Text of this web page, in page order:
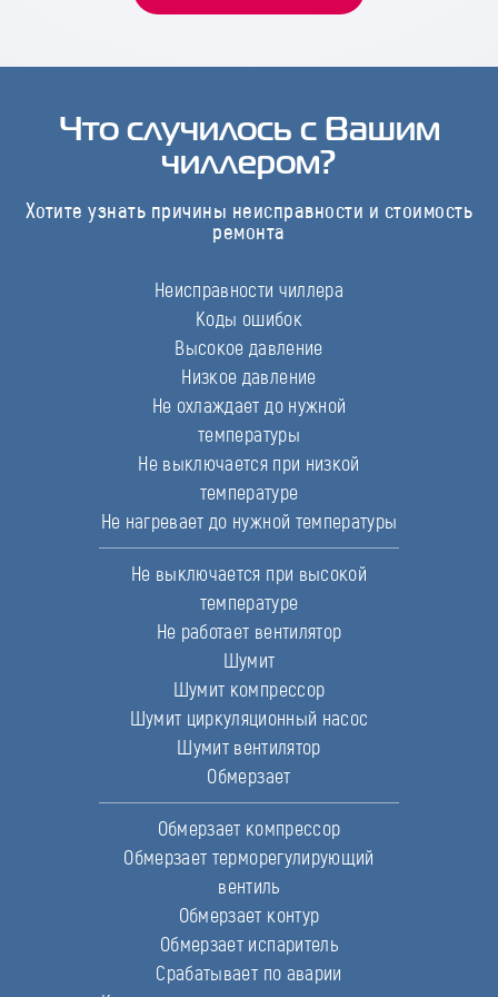
Что случилось с Вашим
чиллером?
Хотите узнать причины неисправности и стоимость
ремонта
Неисправности чиллера
Коды ошибок
Высокое давление
Низкое давление
Не охлаждает до нужной
температуры
Не выключается при низкой
температуре
Не нагревает до нужной температуры
Не выключается при высокой
температуре
Не работает вентилятор
Шумит
Шумит компрессор
Шумит циркуляционный насос
Шумит вентилятор
Обмерзает
Обмерзает компрессор
Обмерзает терморегулирующий
вентиль
Обмерзает контур
Обмерзает испаритель
Срабатывает по аварии